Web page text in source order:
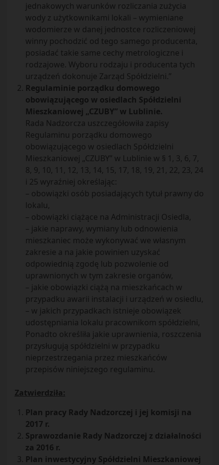
jednakowych warunków rozliczania zużycia
wody z użytkownikami lokali – wymieniane
wodomierze w danej jednostce rozliczeniowej
winny pochodzić od tego samego producenta,
posiadać takie same cechy metrologiczne i
rodzajowe. Wyboru rodzaju i producenta tych
urządzeń dokonuje Zarząd Spółdzielni.”
Regulaminie porządku domowego
obowiązującego w osiedlach Spółdzielni
Mieszkaniowej „CZUBY” w Lublinie.
Rada Nadzorcza uszczegółowiła zapisy
Regulaminu porządku domowego
obowiązującego w osiedlach Spółdzielni
Mieszkaniowej „CZUBY” w Lublinie w § 1, 3, 6, 7,
8, 9, 10, 11, 12, 13, 14, 15, 17, 18, 19, 21, 22, 23, 24
i 25 wyraźniej określając:
– obowiązki osób posiadających tytuł prawny do
lokalu,
– obowiązki ciążące na Administracji Osiedla,
– jakie naprawy, wymiany lub odnowienia
mieszkaniec może wykonywać we własnym
zakresie a na jakie powinien uzyskać
odpowiednią zgodę lub pozwolenie od
uprawnionych w tym zakresie organów,
– jakie obowiązki ciążą na mieszkańcach w
przypadku awarii instalacji i urządzeń w osiedlu,
– w jakich przypadkach istnieje obowiązek
udostępniania lokalu pracownikom spółdzielni,
Ponadto określiła jakie uprawnienia, roszczenia
przysługują spółdzielni w przypadku
nieprzestrzegania przez mieszkańców
przepisów niniejszego regulaminu.
Zatwierdziła:
Plan pracy Rady Nadzorczej i jej komisji na
2017 r.
Sprawozdanie Rady Nadzorczej z działalności
za 2016 r.
Plan inwestycyjny Spółdzielni Mieszkaniowej